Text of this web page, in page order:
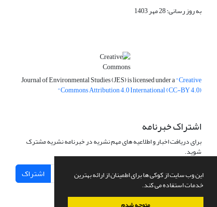
این وب سایت از کوکی ها برای اطمینان از ارائه بهترین
خدمات استفاده می کند.
به روز رسانی: 28 مهر 1403
Journal of Environmental Studies (JES) is licensed under a"Creative
Commons Attribution 4.0 International (CC-BY 4.0)"
اشتراک خبرنامه
برای دریافت اخبار و اطلاعیه های مهم نشریه در خبرنامه نشریه مشترک
شوید.
اشتراک